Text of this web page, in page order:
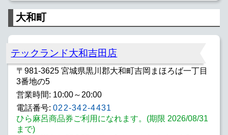
大和町
テックランド大和吉田店
〒981-3625 宮城県黒川郡大和町吉岡まほろば一丁目
3番地の5
営業時間: 10:00～20:00
電話番号: 022-342-4431
ひら麻呂商品券ご利用になれます。(期限 2026/08/31
まで)